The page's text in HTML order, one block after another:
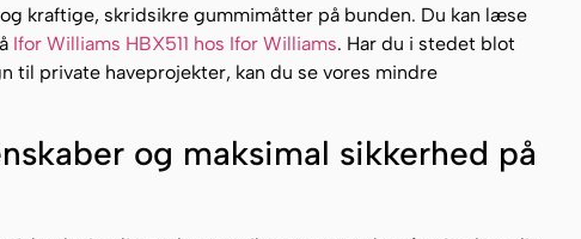
kraftige, skridsikre gummimåtter på bunden. Du kan læse
Ifor Williams HBX511 hos Ifor Williams. Har du i stedet blot
til private haveprojekter, kan du se vores mindre
og maksimal sikkerhed på